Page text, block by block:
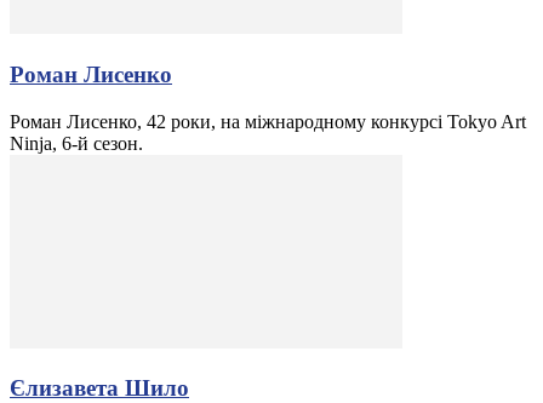
Роман Лисенко
Роман Лисенко, 42 роки, на міжнародному конкурсі Tokyo Art
Ninja, 6-й сезон.
Єлизавета Шило